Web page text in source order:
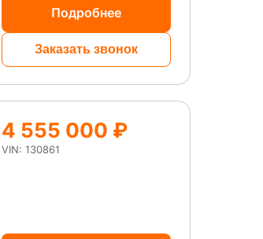
Подробнее
Заказать звонок
4 555 000 ₽
VIN: 130861